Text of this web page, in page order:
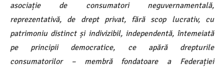
asociație de consumatori neguvernamentală,
reprezentativă, de drept privat, fără scop lucrativ, cu
patrimoniu distinct și indivizibil, independentă, întemeiată
pe principii democratice, ce apără drepturile
consumatorilor – membră fondatoare a Federației